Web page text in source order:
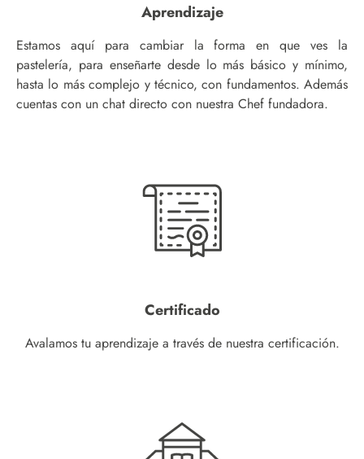
Aprendizaje
Estamos aquí para cambiar la forma en que ves la
pastelería, para enseñarte desde lo más básico y mínimo,
hasta lo más complejo y técnico, con fundamentos. Además
cuentas con un chat directo con nuestra Chef fundadora.
Certificado
Avalamos tu aprendizaje a través de nuestra certificación.